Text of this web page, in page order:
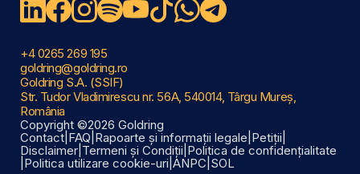
+4 0265 269 195
goldring@goldring.ro
Goldring S.A. (SSIF)
Str. Tudor Vladimirescu nr. 56A, 540014, Târgu Mureș,
România
Copyright ©2026 Goldring
Contact FAQ Rapoarte și informații legale Petiții
Disclaimer Termeni și Condiții Politica de confidențialitate
Politica utilizare cookie-uri ANPC SOL